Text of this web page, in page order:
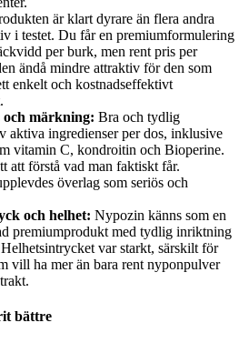
är klart dyrare än flera andra
i testet. Du får en premiumformulering
per burk, men rent pris per
ändå mindre attraktiv för den som
enkelt och kostnadseffektivt
och märkning: Bra och tydlig
aktiva ingredienser per dos, inklusive
vitamin C, kondroitin och Bioperine.
att förstå vad man faktiskt får.
överlag som seriös och
och helhet: Nypozin känns som en
premiumprodukt med tydlig inriktning
var starkt, särskilt för
vill ha mer än bara rent nyponpulver
bättre